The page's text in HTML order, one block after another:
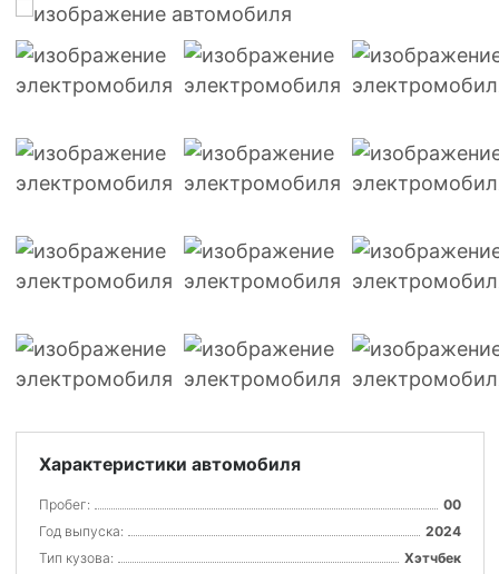
Характеристики автомобиля
Пробег:
00
Год выпуска:
2024
Тип кузова:
Хэтчбек